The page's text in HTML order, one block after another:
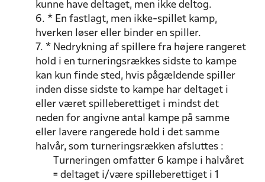
kunne have deltaget, men ikke deltog.
6. * En fastlagt, men ikke-spillet kamp,
hverken løser eller binder en spiller.
7. * Nedrykning af spillere fra højere rangeret
hold i en turneringsrækkes sidste to kampe
kan kun finde sted, hvis pågældende spiller
inden disse sidste to kampe har deltaget i
eller været spilleberettiget i mindst det
neden for angivne antal kampe på samme
eller lavere rangerede hold i det samme
halvår, som turneringsrækken afsluttes :
Turneringen omfatter 6 kampe i halvåret
= deltaget i/være spilleberettiget i 1